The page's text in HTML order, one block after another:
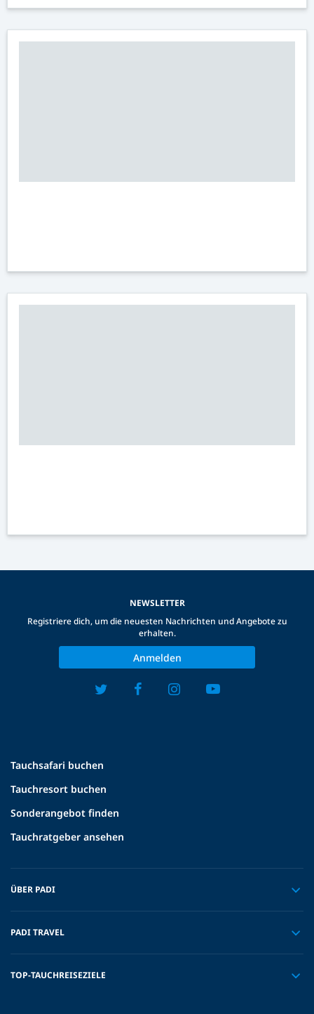
Tauchsafari buchen
Tauchresort buchen
Sonderangebot finden
Tauchratgeber ansehen
ÜBER PADI
PADI TRAVEL
TOP-TAUCHREISEZIELE
NEWSLETTER
Registriere dich, um die neuesten Nachrichten und Angebote zu
erhalten.
Anmelden